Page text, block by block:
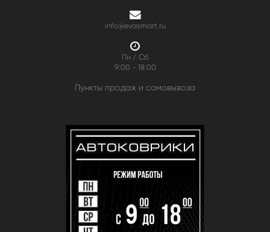
info@evasmart.ru
Пн / Сб
9:00 - 18:00
Пункты продаж и самовывоза